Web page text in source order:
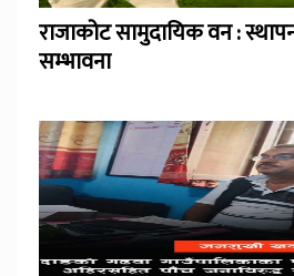
राजाकोट सामुदायिक वन :
सम्भावना